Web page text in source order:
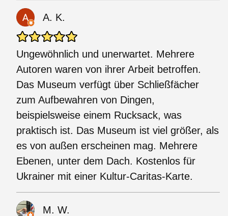
A. K.
Ungewöhnlich und unerwartet. Mehrere
Autoren waren von ihrer Arbeit betroffen.
Das Museum verfügt über Schließfächer
zum Aufbewahren von Dingen,
beispielsweise einem Rucksack, was
praktisch ist. Das Museum ist viel größer, als
es von außen erscheinen mag. Mehrere
Ebenen, unter dem Dach. Kostenlos für
Ukrainer mit einer Kultur-Caritas-Karte.
M. W.